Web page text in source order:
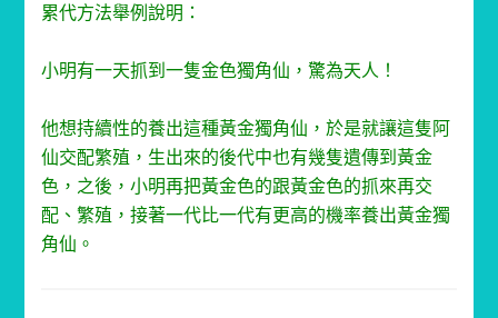
累代方法舉例說明：
小明有一天抓到一隻金色獨角仙，驚為天人！
他想持續性的養出這種黃金獨角仙，於是就讓這隻阿
仙交配繁殖，生出來的後代中也有幾隻遺傳到黃金
色，之後，小明再把黃金色的跟黃金色的抓來再交
配、繁殖，接著一代比一代有更高的機率養出黃金獨
角仙。